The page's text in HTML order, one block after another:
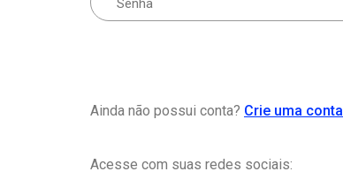
Ainda não possui conta? Crie uma conta
Acesse com suas redes sociais: